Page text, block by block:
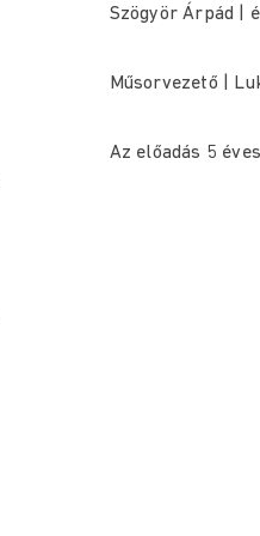
Szögyör Árpád |
Műsorvezető |
Az előadás 5